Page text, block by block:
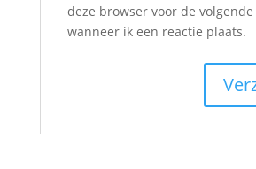
deze browser voor de
wanneer ik een reactie plaats.